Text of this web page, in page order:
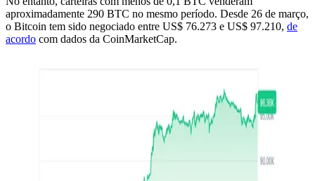
aproximadamente 290 BTC no mesmo período. Desde 26 de março,
o Bitcoin tem sido negociado entre US$ 76.273 e US$ 97.210, de
acordo com dados da CoinMarketCap.